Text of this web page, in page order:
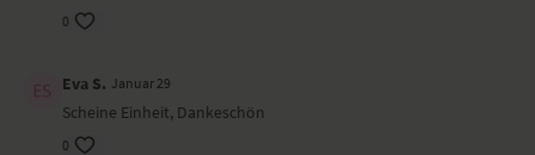
0
Eva S. Januar 29
Scheine Einheit, Dankeschön
0